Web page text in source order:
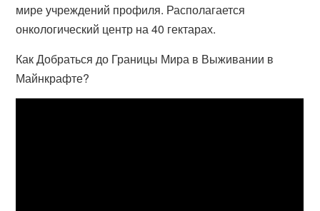
мире учреждений профиля. Располагается
онкологический центр на 40 гектарах.
Как Добраться до Границы Мира в Выживании в
Майнкрафте?